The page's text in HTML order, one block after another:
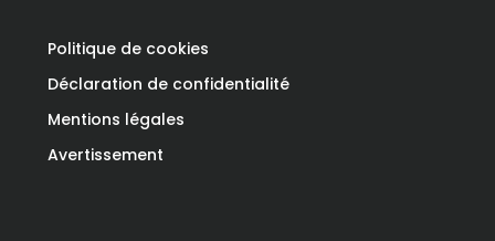
Politique de cookies
Déclaration de confidentialité
Mentions légales
Avertissement